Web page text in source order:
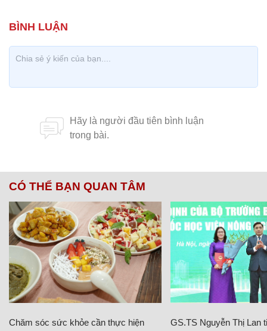
CÓ THỂ BẠN QUAN TÂM
Chăm sóc sức khỏe cần thực hiện
GS.TS Nguyễn Thị Lan